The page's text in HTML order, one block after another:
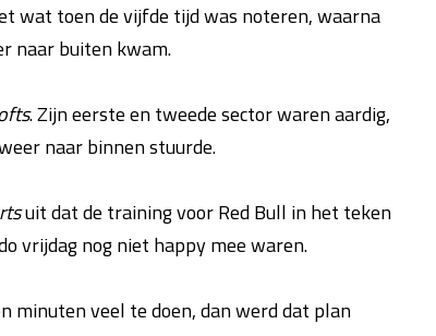
wat toen de vijfde tijd was noteren, waarna
naar buiten kwam.
. Zijn eerste en tweede sector waren aardig,
naar binnen stuurde.
uit dat de training voor Red Bull in het teken
vrijdag nog niet happy mee waren.
minuten veel te doen, dan werd dat plan